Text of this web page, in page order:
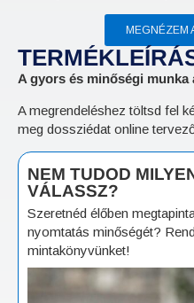
MEGNÉZEM
A gyors és minőségi munka
A megrendeléshez töltsd fel
meg dossziédat online
NEM TUDOD
VÁLASSZ?
Szeretnéd élőben
nyomtatás minőségét?
mintakönyvünket!